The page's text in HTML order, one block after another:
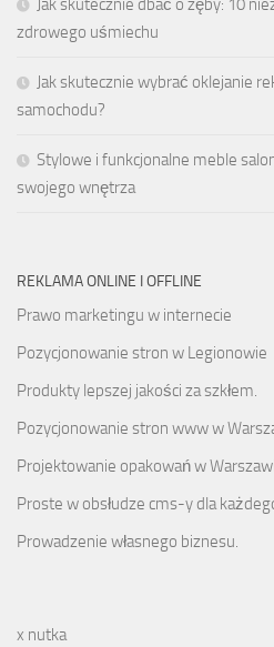
Jak skutecznie dbać o zęby: 10
zdrowego uśmiechu
Jak skutecznie wybrać oklejanie
samochodu?
Stylowe i funkcjonalne meble
swojego wnętrza
REKLAMA ONLINE I OFFLINE
Prawo marketingu w internecie
Pozycjonowanie stron w Legionowie
Produkty lepszej jakości za szkłem.
Pozycjonowanie stron www w
Projektowanie opakowań w
Proste w obsłudze cms-y dla
Prowadzenie własnego biznesu.
x nutka